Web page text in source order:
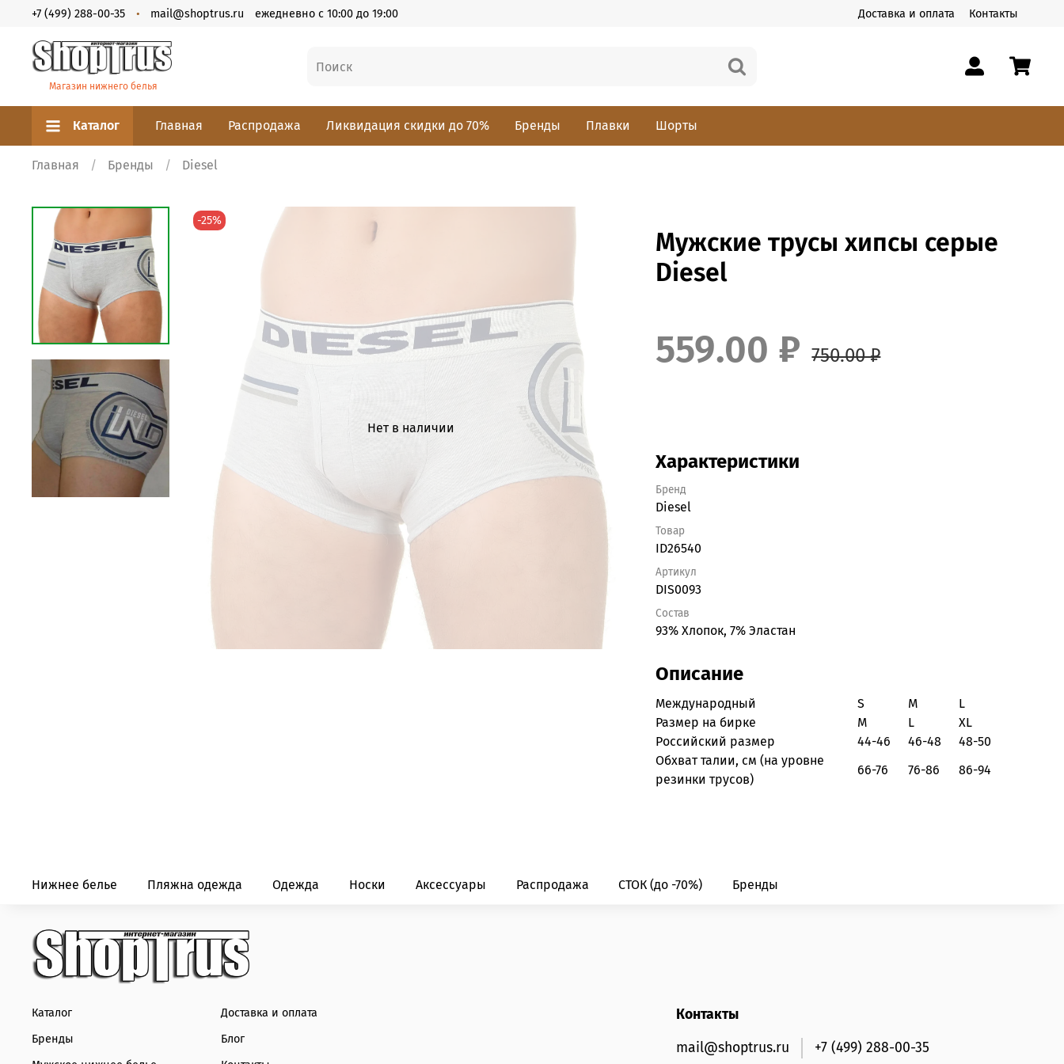
Доставка и оплата Контакты
+7 (499) 288-00-35 mail@shoptrus.ru ежедневно с 10:00 до 19:00
Магазин нижнего белья
Каталог Главная Распродажа Ликвидация скидки до 70% Бренды Плавки Шорты
Главная Бренды Diesel
Нет в наличии
-25%
Мужские трусы хипсы серые
Diesel
559.00 ₽ 750.00 ₽
Характеристики
Бренд
Diesel
Товар
ID26540
Артикул
DIS0093
Состав
93% Хлопок, 7% Эластан
Описание
Международный S M
L
Размер на бирке
M L
XL
Российский размер
44-46 46-48
48-50
Обхват талии, см(на уровне
резинки трусов)
66-76 76-86 86-94
Нижнее белье Пляжна одежда Одежда Носки Аксессуары Распродажа СТОК (до -70%) Бренды
Каталог
Бренды
Доставка и оплата
Блог
Контакты
mail@shoptrus.ru
+7 (499) 288-00-35